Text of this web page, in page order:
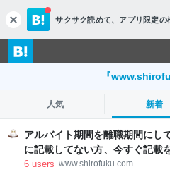
c
l
o
s
サクサク読めて、 アプリ限定の
『
人気 新着
アルバイト期間を離職期間に
に記載してない方、今すぐ記載
援ブログ
6 users www.shirofuku.com